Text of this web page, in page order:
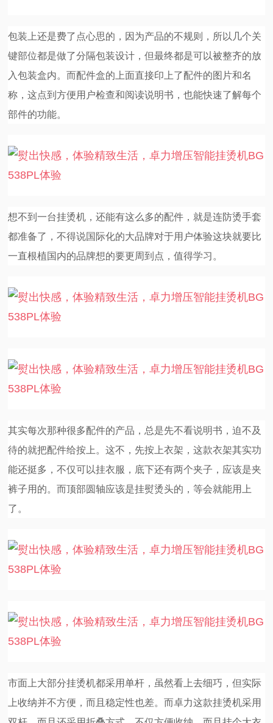
包装上还是费了点心思的，因为产品的不规则，所以几个关
键部位都是做了分隔包装设计，但最终都是可以被整齐的放
入包装盒内。而配件盒的上面直接印上了配件的图片和名
称，这点到方便用户检查和阅读说明书，也能快速了解每个
部件的功能。
想不到一台挂烫机，还能有这么多的配件，就是连防烫手套
都准备了，不得说国际化的大品牌对于用户体验这块就要比
一直根植国内的品牌想的要更周到点，值得学习。
其实每次那种很多配件的产品，总是先不看说明书，迫不及
待的就把配件给按上。这不，先按上衣架，这款衣架其实功
能还挺多，不仅可以挂衣服，底下还有两个夹子，应该是夹
裤子用的。而顶部圆轴应该是挂熨烫头的，等会就能用上
了。
市面上大部分挂烫机都采用单杆，虽然看上去细巧，但实际
上收纳并不方便，而且稳定性也差。而卓力这款挂烫机采用